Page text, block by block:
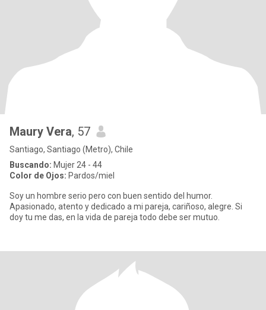
Maury Vera, 57
Santiago, Santiago (Metro), Chile
Buscando: Mujer 24 - 44
Color de Ojos: Pardos/miel
Soy un hombre serio pero con buen sentido del humor.
Apasionado, atento y dedicado a mi pareja, cariñoso, alegre. Si
doy tu me das, en la vida de pareja todo debe ser mutuo.